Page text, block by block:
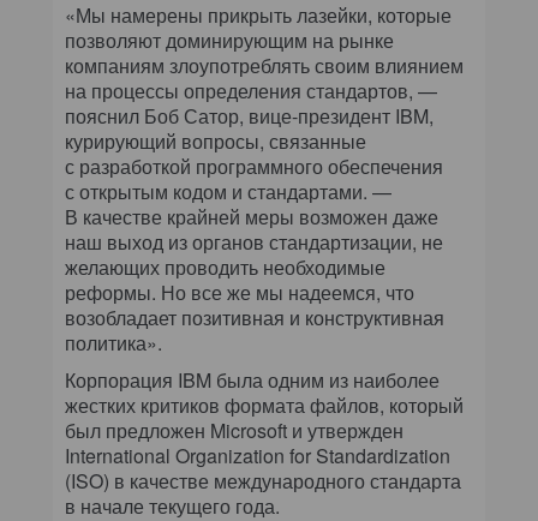
«Мы намерены прикрыть лазейки, которые
позволяют доминирующим на рынке
компаниям злоупотреблять своим влиянием
на процессы определения стандартов, —
пояснил Боб Сатор, вице-президент IBM,
курирующий вопросы, связанные
с разработкой программного обеспечения
с открытым кодом и стандартами. —
В качестве крайней меры возможен даже
наш выход из органов стандартизации, не
желающих проводить необходимые
реформы. Но все же мы надеемся, что
возобладает позитивная и конструктивная
политика».
Корпорация IBM была одним из наиболее
жестких критиков формата файлов, который
был предложен Microsoft и утвержден
International Organization for Standardization
(ISO) в качестве международного стандарта
в начале текущего года.